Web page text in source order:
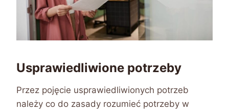
Usprawiedliwione potrzeby
Przez pojęcie usprawiedliwionych potrzeb
należy co do zasady rozumieć potrzeby w